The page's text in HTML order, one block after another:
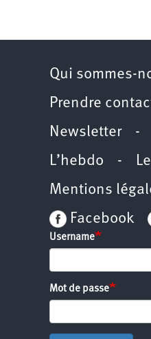
Qui sommes-
Prendre
Newsletter -
L’hebdo -
Mentions
Facebook
Username
Mot de passe